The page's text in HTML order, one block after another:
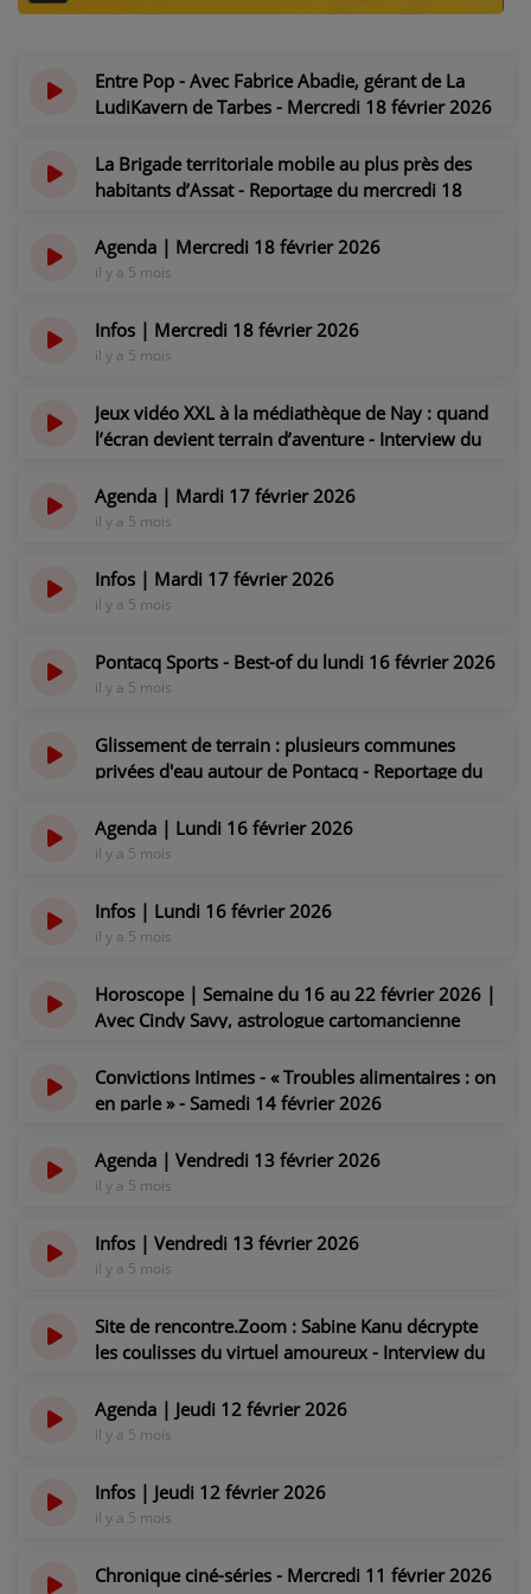
NOS PROGRAMMES COURTS
VOS ÉMISSIONS EN IMAGES
VOTRE PUBLICITÉ SUR PONTACQ RADIO
LOCATION DE STUDIOS
L'INFORMATION
EN QUOI ÇA CONSISTE ?
ÉCOUTEZ LES PRODUCTIONS
PARTICIPEZ
JEUX CONCOURS
RECRUTEMENT
CRÉATIONS AUDIOVISUELLES
L'ŒIL DE L'OIE | PRÉSENTATION
VIDÉOS | JEUX
PARTENAIRES
CONTACT
Entre Pop - Avec Fabrice Abadie, gérant de La
LudiKavern de Tarbes - Mercredi 18 février 2026
La Brigade territoriale mobile au plus près des
habitants d’Assat - Reportage du mercredi 18
il y a 5 mois
Agenda | Mercredi 18 février 2026
il y a 5 mois
Infos | Mercredi 18 février 2026
il y a 5 mois
Jeux vidéo XXL à la médiathèque de Nay : quand
l’écran devient terrain d’aventure - Interview du
il y a 5 mois
Agenda | Mardi 17 février 2026
il y a 5 mois
Infos | Mardi 17 février 2026
il y a 5 mois
Pontacq Sports - Best-of du lundi 16 février 2026
il y a 5 mois
Glissement de terrain : plusieurs communes
privées d'eau autour de Pontacq - Reportage du
il y a 5 mois
Agenda | Lundi 16 février 2026
il y a 5 mois
Infos | Lundi 16 février 2026
il y a 5 mois
Horoscope | Semaine du 16 au 22 février 2026 |
Avec Cindy Savy, astrologue cartomancienne
Convictions Intimes - « Troubles alimentaires : on
en parle » - Samedi 14 février 2026
Agenda | Vendredi 13 février 2026
il y a 5 mois
Infos | Vendredi 13 février 2026
il y a 5 mois
Site de rencontre.Zoom : Sabine Kanu décrypte
les coulisses du virtuel amoureux - Interview du
il y a 5 mois
Agenda | Jeudi 12 février 2026
il y a 5 mois
Infos | Jeudi 12 février 2026
il y a 5 mois
Chronique ciné-séries - Mercredi 11 février 2026